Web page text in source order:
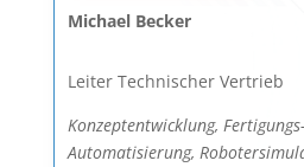
Michael Becker
Leiter Technischer Vertrieb
Konzeptentwicklung,
Automatisierung,